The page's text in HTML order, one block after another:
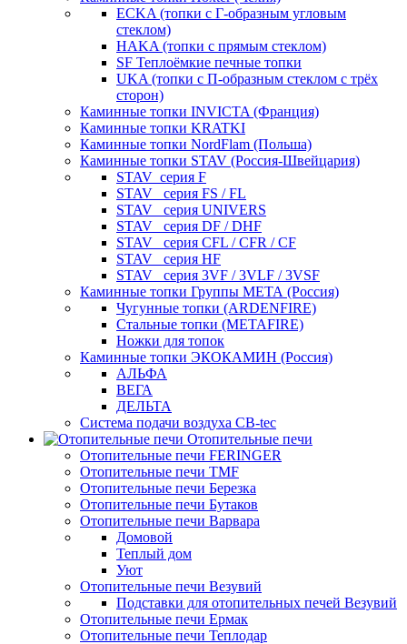
ECKA (топки с Г-образным угловым
стеклом)
HAKA (топки с прямым стеклом)
SF Теплоёмкие печные топки
UKA (топки с П-образным стеклом с трёх
сторон)
Каминные топки INVICTA (Франция)
Каминные топки KRATKI
Каминные топки NordFlam (Польша)
Каминные топки STAV (Россия-Швейцария)
STAV_серия F
STAV_ серия FS / FL
STAV_ серия UNIVERS
STAV_ серия DF / DHF
STAV_ серия CFL / CFR / CF
STAV_ серия HF
STAV_ серия 3VF / 3VLF / 3VSF
Каминные топки Группы МЕТА (Россия)
Чугунные топки (ARDENFIRE)
Стальные топки (METAFIRE)
Ножки для топок
Каминные топки ЭКОКАМИН (Россия)
АЛЬФА
ВЕГА
ДЕЛЬТА
Система подачи воздуха CB-tec
Отопительные печи
Отопительные печи FERINGER
Отопительные печи TMF
Отопительные печи Березка
Отопительные печи Бутаков
Отопительные печи Варвара
Домовой
Теплый дом
Уют
Отопительные печи Везувий
Подставки для отопительных печей Везувий
Отопительные печи Ермак
Отопительные печи Теплодар